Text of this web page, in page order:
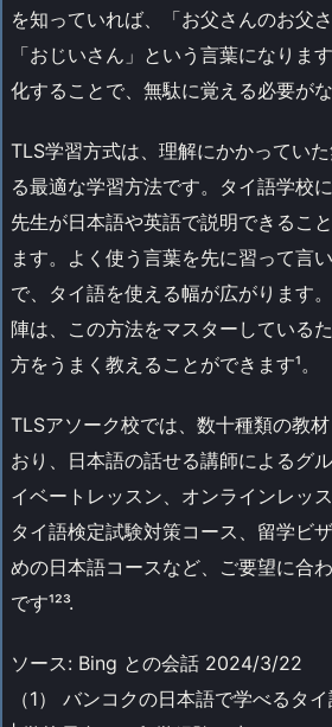
を知っていれば、「お父さんのお父
「おじいさん」という言葉になりま
化することで、無駄に覚える必要がな
TLS学習方式は、理解にかかってい
る最適な学習方法です。タイ語学校
先生が日本語や英語で説明できるこ
ます。よく使う言葉を先に習って言
で、タイ語を使える幅が広がります
陣は、この方法をマスターしている
方をうまく教えることができます¹。
TLSアソーク校では、数十種類の教
おり、日本語の話せる講師によるグ
イベートレッスン、オンラインレッ
タイ語検定試験対策コース、留学ビ
めの日本語コースなど、ご要望に合
です¹²³.
ソース: Bing との会話 2024/3/22
（1） バンコクの日本語で学べるタ